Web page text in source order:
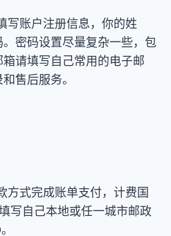
账户注册信息，你的姓
密码设置尽量复杂一些，包
请填写自己常用的电子邮
售后服务。
式完成账单支付，计费国
写自己本地或任一城市邮政